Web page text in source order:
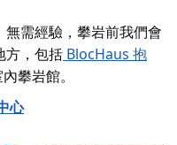
需經驗，攀岩前我們會
方，包括 BlocHaus 抱
攀岩館。
心